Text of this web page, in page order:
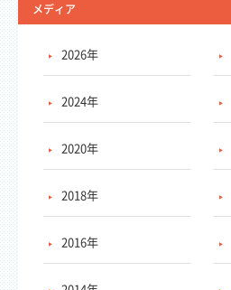
メディア
2026年
2024年
2020年
2018年
2016年